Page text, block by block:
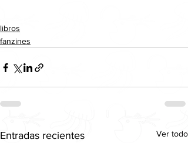
libros
fanzines
Entradas recientes Ver todo